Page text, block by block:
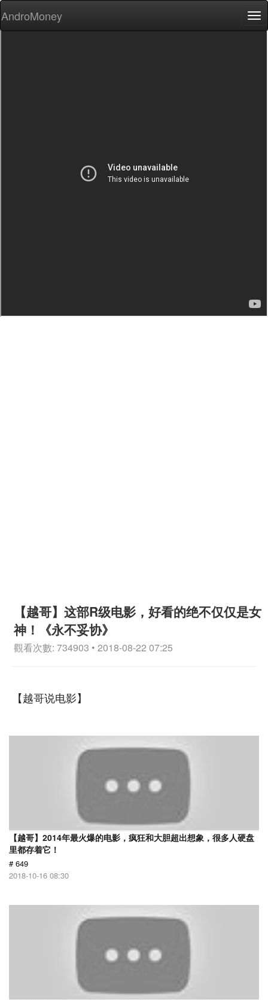
AndroMoney
【越哥】这部R级电影，好看的绝不仅仅是女
神！《永不妥协》
觀看次數: 734903 • 2018-08-22 07:25
【越哥说电影】
【越哥】2014年最火爆的电影，疯狂和大胆超出想象，很多人硬盘
里都存着它！
# 649
2018-10-16 08:30